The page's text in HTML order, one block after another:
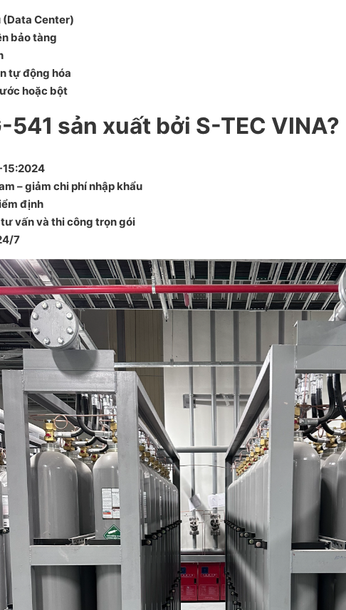
Center)
bảo tàng
tự động hóa
hoặc bột
sản xuất bởi S-TEC VINA?
15:2024
– giảm chi phí nhập khẩu
định
vấn và thi công trọn gói
7